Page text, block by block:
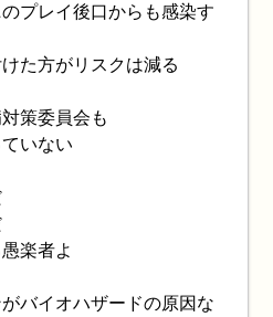
プレイ後口からも感染す
た方がリスクは減る
策委員会も
いない
楽者よ
バイオハザードの原因な